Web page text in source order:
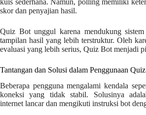
skor dan penyajian hasil.
Quiz Bot unggul karena mendukung
tampilan hasil yang lebih terstruktur. Oleh
evaluasi yang lebih serius, Quiz Bot menjadi
Tantangan dan Solusi dalam Penggunaan
Beberapa pengguna mengalami kendala
koneksi yang tidak stabil. Solusinya
internet lancar dan mengikuti instruksi bot